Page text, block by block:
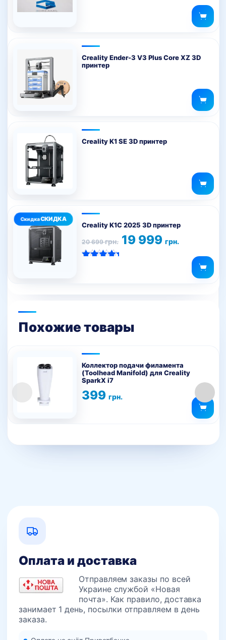
Creality Ender-3 V3 Plus Core XZ 3D
принтер
Creality K1 SE 3D принтер
Creality K1C 2025 3D принтер
20 699грн.
Первоначальная
цена
составляла
19 999 грн.
Текущая
цена:
19
Похожие товары
Коллектор подачи филамента
(Toolhead Manifold) для Creality
SparkX i7
399 грн.
Оплата и доставка
Отправляем заказы по всей
Украине службой «Новая
почта». Как правило, доставка
занимает 1 день, посылки отправляем в день
заказа.